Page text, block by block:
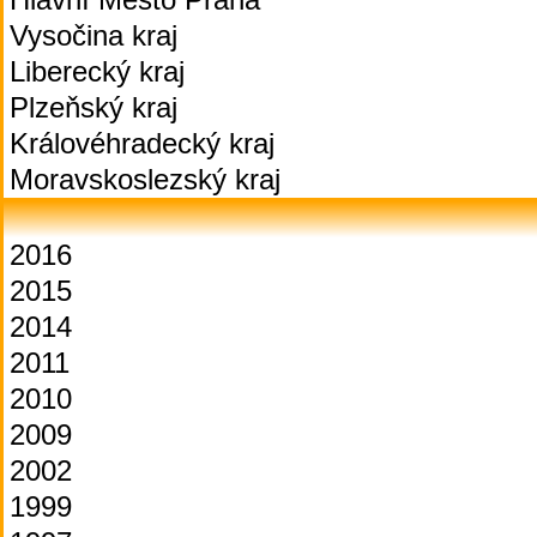
Vysočina kraj
Liberecký kraj
Plzeňský kraj
Královéhradecký kraj
Moravskoslezský kraj
2016
2015
2014
2011
2010
2009
2002
1999